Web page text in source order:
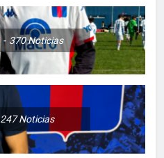
370Noticias
247Noticias